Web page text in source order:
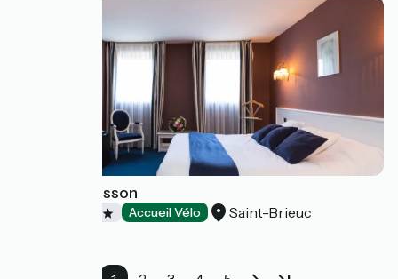
Hôtel De Clisson
Accueil Vélo Saint-Brieuc